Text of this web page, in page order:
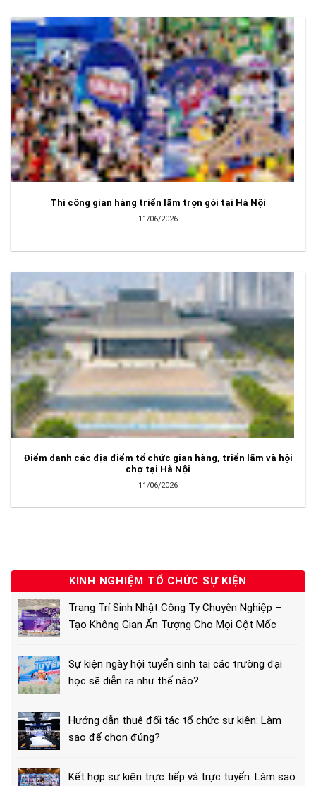
Thi công gian hàng triển lãm trọn gói tại Hà Nội
11/06/2026
Điểm danh các địa điểm tổ chức gian hàng, triển lãm và hội
chợ tại Hà Nội
11/06/2026
KINH NGHIỆM TỔ CHỨC SỰ KIỆN
Trang Trí Sinh Nhật Công Ty Chuyên Nghiệp –
Tạo Không Gian Ấn Tượng Cho Mọi Cột Mốc
Sự kiện ngày hội tuyển sinh taị các trường đại
học sẽ diễn ra như thế nào?
Hướng dẫn thuê đối tác tổ chức sự kiện: Làm
sao để chọn đúng?
Kết hợp sự kiện trực tiếp và trực tuyến: Làm sao